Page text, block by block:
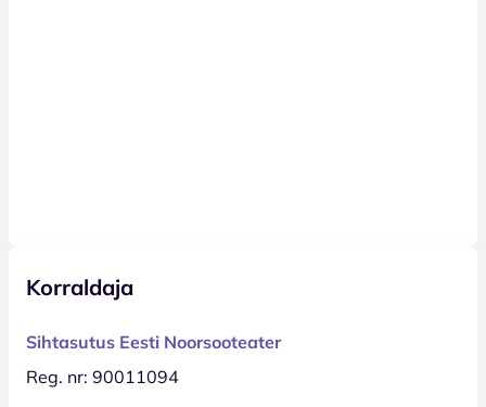
Korraldaja
Sihtasutus Eesti Noorsooteater
Reg. nr: 90011094